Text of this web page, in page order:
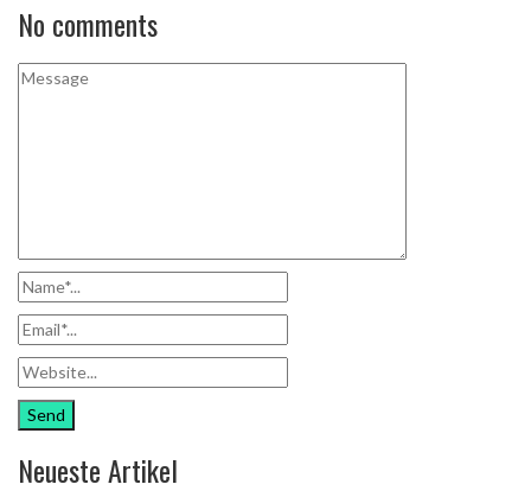
No comments
Neueste Artikel